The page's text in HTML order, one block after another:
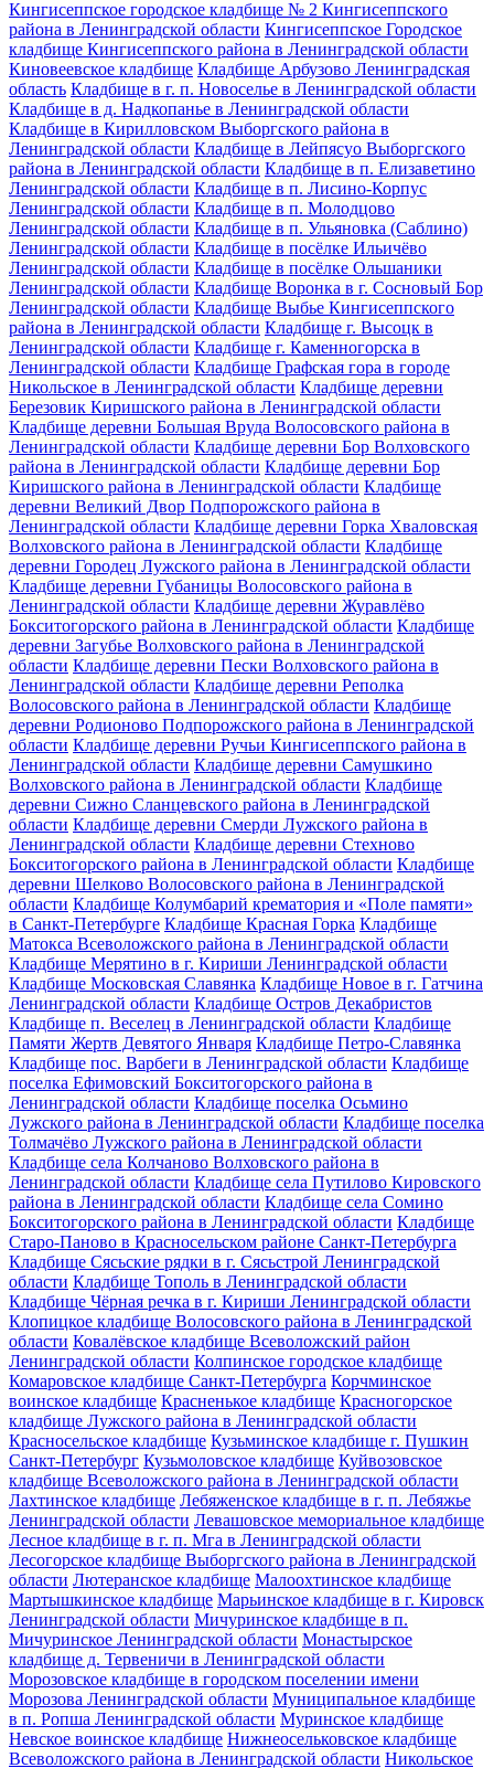
Кингисеппское городское кладбище № 2 Кингисеппского
района в Ленинградской области Кингисеппское Городское
кладбище Кингисеппского района в Ленинградской области
Киновеевское кладбище Кладбище Арбузово Ленинградская
область Кладбище в г. п. Новоселье в Ленинградской области
Кладбище в д. Надкопанье в Ленинградской области
Кладбище в Кирилловском Выборгского района в
Ленинградской области Кладбище в Лейпясуо Выборгского
района в Ленинградской области Кладбище в п. Елизаветино
Ленинградской области Кладбище в п. Лисино-Корпус
Ленинградской области Кладбище в п. Молодцово
Ленинградской области Кладбище в п. Ульяновка (Саблино)
Ленинградской области Кладбище в посёлке Ильичёво
Ленинградской области Кладбище в посёлке Ольшаники
Ленинградской области Кладбище Воронка в г. Сосновый Бор
Ленинградской области Кладбище Выбье Кингисеппского
района в Ленинградской области Кладбище г. Высоцк в
Ленинградской области Кладбище г. Каменногорска в
Ленинградской области Кладбище Графская гора в городе
Никольское в Ленинградской области Кладбище деревни
Березовик Киришского района в Ленинградской области
Кладбище деревни Большая Вруда Волосовского района в
Ленинградской области Кладбище деревни Бор Волховского
района в Ленинградской области Кладбище деревни Бор
Киришского района в Ленинградской области Кладбище
деревни Великий Двор Подпорожского района в
Ленинградской области Кладбище деревни Горка Хваловская
Волховского района в Ленинградской области Кладбище
деревни Городец Лужского района в Ленинградской области
Кладбище деревни Губаницы Волосовского района в
Ленинградской области Кладбище деревни Журавлёво
Бокситогорского района в Ленинградской области Кладбище
деревни Загубье Волховского района в Ленинградской
области Кладбище деревни Пески Волховского района в
Ленинградской области Кладбище деревни Реполка
Волосовского района в Ленинградской области Кладбище
деревни Родионово Подпорожского района в Ленинградской
области Кладбище деревни Ручьи Кингисеппского района в
Ленинградской области Кладбище деревни Самушкино
Волховского района в Ленинградской области Кладбище
деревни Сижно Сланцевского района в Ленинградской
области Кладбище деревни Смерди Лужского района в
Ленинградской области Кладбище деревни Стехново
Бокситогорского района в Ленинградской области Кладбище
деревни Шелково Волосовского района в Ленинградской
области Кладбище Колумбарий крематория и «Поле памяти»
в Санкт-Петербурге Кладбище Красная Горка Кладбище
Матокса Всеволожского района в Ленинградской области
Кладбище Мерятино в г. Кириши Ленинградской области
Кладбище Московская Славянка Кладбище Новое в г. Гатчина
Ленинградской области Кладбище Остров Декабристов
Кладбище п. Веселец в Ленинградской области Кладбище
Памяти Жертв Девятого Января Кладбище Петро-Славянка
Кладбище пос. Варбеги в Ленинградской области Кладбище
поселка Ефимовский Бокситогорского района в
Ленинградской области Кладбище поселка Осьмино
Лужского района в Ленинградской области Кладбище поселка
Толмачёво Лужского района в Ленинградской области
Кладбище села Колчаново Волховского района в
Ленинградской области Кладбище села Путилово Кировского
района в Ленинградской области Кладбище села Сомино
Бокситогорского района в Ленинградской области Кладбище
Старо-Паново в Красносельском районе Санкт-Петербурга
Кладбище Сясьские рядки в г. Сясьстрой Ленинградской
области Кладбище Тополь в Ленинградской области
Кладбище Чёрная речка в г. Кириши Ленинградской области
Клопицкое кладбище Волосовского района в Ленинградской
области Ковалёвское кладбище Всеволожский район
Ленинградской области Колпинское городское кладбище
Комаровское кладбище Санкт-Петербурга Корчминское
воинское кладбище Красненькое кладбище Красногорское
кладбище Лужского района в Ленинградской области
Красносельское кладбище Кузьминское кладбище г. Пушкин
Санкт-Петербург Кузьмоловское кладбище Куйвозовское
кладбище Всеволожского района в Ленинградской области
Лахтинское кладбище Лебяженское кладбище в г. п. Лебяжье
Ленинградской области Левашовское мемориальное кладбище
Лесное кладбище в г. п. Мга в Ленинградской области
Лесогорское кладбище Выборгского района в Ленинградской
области Лютеранское кладбище Малоохтинское кладбище
Мартышкинское кладбище Марьинское кладбище в г. Кировск
Ленинградской области Мичуринское кладбище в п.
Мичуринское Ленинградской области Монастырское
кладбище д. Тервеничи в Ленинградской области
Морозовское кладбище в городском поселении имени
Морозова Ленинградской области Муниципальное кладбище
в п. Ропша Ленинградской области Муринское кладбище
Невское воинское кладбище Нижнеосельковское кладбище
Всеволожского района в Ленинградской области Никольское